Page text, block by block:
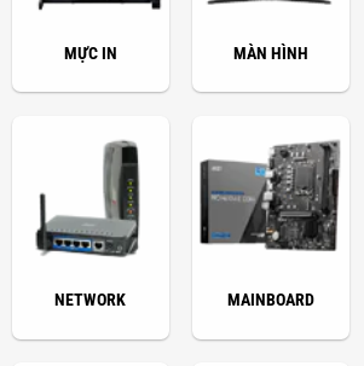
MỰC IN MÀN HÌNH
NETWORK MAINBOARD